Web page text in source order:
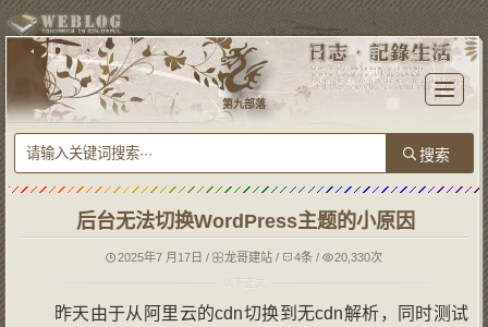
T
o
l
e
n
第九部落
后台无法切换WordPress主题的小原因
2025年7 月17日 / 龙哥建站/ 4条/ 20,330次
昨天由于从阿里云的cdn切换到无cdn解析，同时测试